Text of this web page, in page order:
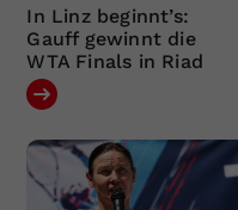
In Linz beginnt’s:
Gauff gewinnt die
WTA Finals in Riad